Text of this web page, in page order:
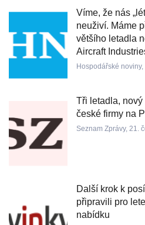
Víme, že nás
neuživí. Máme
většího letadla
Aircraft
Hospodářské
Tři letadla,
české firmy na
Seznam Zprávy, 21.
Další krok k
připravili pro
nabídku